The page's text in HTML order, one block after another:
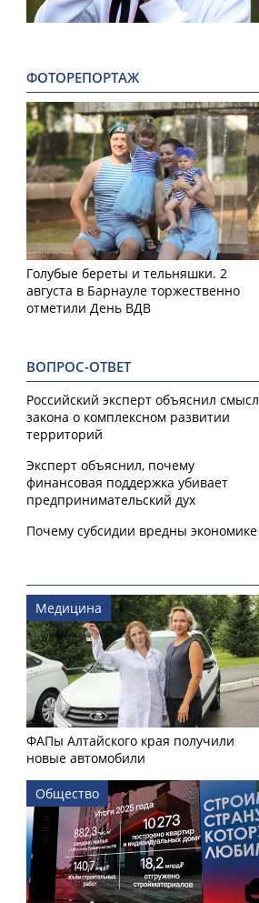
ФОТОРЕПОРТАЖ
Голубые береты и тельняшки. 2
августа в Барнауле торжественно
отметили День ВДВ
ВОПРОС-ОТВЕТ
Российский эксперт объяснил смысл
закона о комплексном развитии
территорий
Эксперт объяснил, почему
финансовая поддержка убивает
предпринимательский дух
Почему субсидии вредны экономике
Медицина
ФАПы Алтайского края получили
новые автомобили
Общество